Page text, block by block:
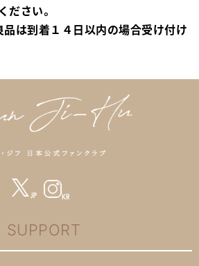
ださい。
品は到着１４日以内の場合受け付け
SUPPORT